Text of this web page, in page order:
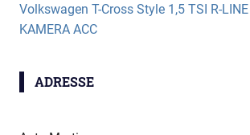
Volkswagen T-Cross Style 1,5 TSI R-LINE
KAMERA ACC
ADRESSE